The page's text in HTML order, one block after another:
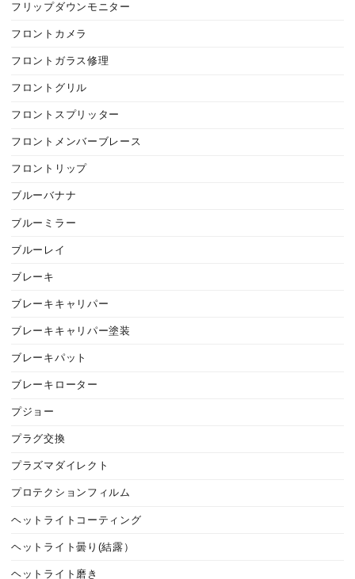
フリップダウンモニター
フロントカメラ
フロントガラス修理
フロントグリル
フロントスプリッター
フロントメンバーブレース
フロントリップ
ブルーバナナ
ブルーミラー
ブルーレイ
ブレーキ
ブレーキキャリパー
ブレーキキャリパー塗装
ブレーキパット
ブレーキローター
プジョー
プラグ交換
プラズマダイレクト
プロテクションフィルム
ヘットライトコーティング
ヘットライト曇り(結露）
ヘットライト磨き